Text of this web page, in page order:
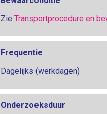
Zie Transportprocedure en
Frequentie
Dagelijks (werkdagen)
Onderzoeksduur